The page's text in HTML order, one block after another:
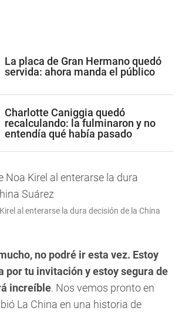
La placa de Gran Hermano quedó
servida: ahora manda el público
Charlotte Caniggia quedó
recalculando: la fulminaron y no
entendía qué había pasado
al enterarse la dura decisión de la China
no podré ir esta vez. Estoy
por tu invitación y estoy segura de
increíble. Nos vemos pronto en
La China en una historia de